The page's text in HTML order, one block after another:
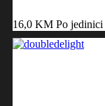
16,0 KM Po jedinici